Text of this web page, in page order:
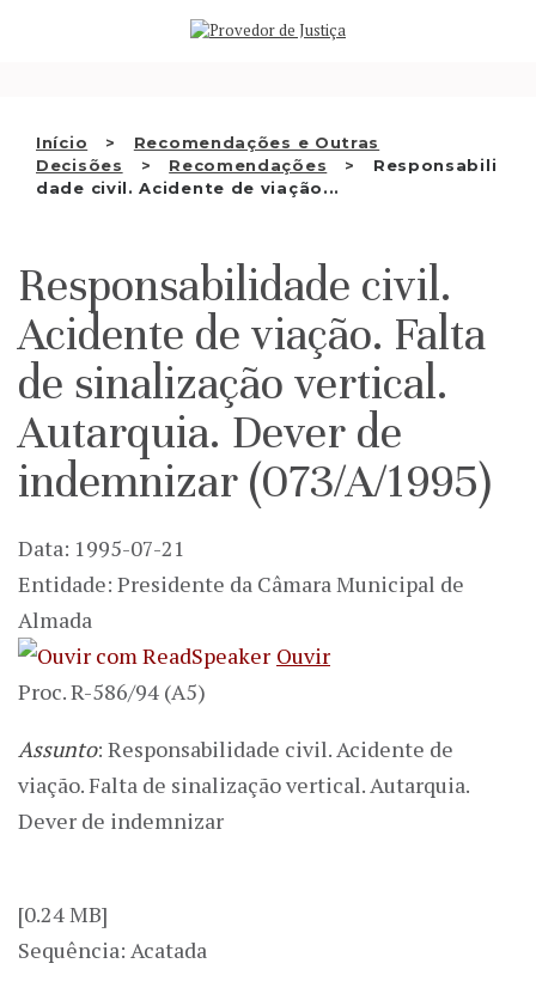
Início
Recomendações e Outras
Decisões
Recomendações
Responsabili
dade civil. Acidente de viação...
QUEM SOMOS
RECOMENDAÇÕES E OUTRAS
DECISÕES
APRESENTAR QUEIXA
PT
Responsabilidade civil.
Acidente de viação. Falta
de sinalização vertical.
Autarquia. Dever de
indemnizar (073/A/1995)
Data: 1995-07-21
Entidade: Presidente da Câmara Municipal de
Almada
Ouvir
Proc. R-586/94 (A5)
Assunto: Responsabilidade civil. Acidente de
viação. Falta de sinalização vertical. Autarquia.
Dever de indemnizar
[0.24 MB]
Sequência: Acatada